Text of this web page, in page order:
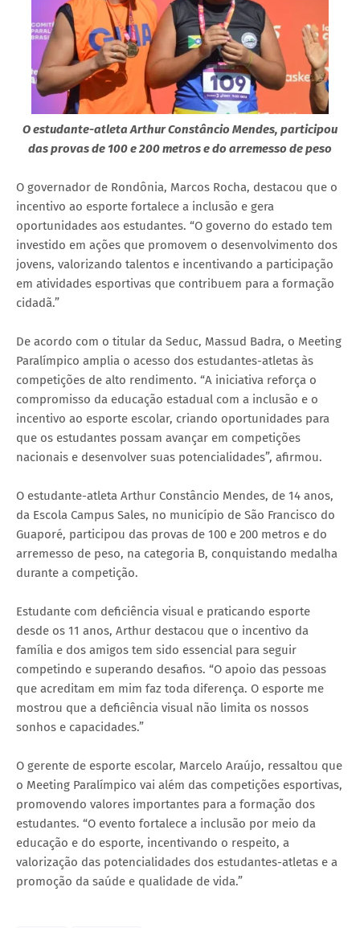
O estudante-atleta Arthur Constâncio Mendes, participou
das provas de 100 e 200 metros e do arremesso de peso
O governador de Rondônia, Marcos Rocha, destacou que o
incentivo ao esporte fortalece a inclusão e gera
oportunidades aos estudantes. “O governo do estado tem
investido em ações que promovem o desenvolvimento dos
jovens, valorizando talentos e incentivando a participação
em atividades esportivas que contribuem para a formação
cidadã.”
De acordo com o titular da Seduc, Massud Badra, o Meeting
Paralímpico amplia o acesso dos estudantes-atletas às
competições de alto rendimento. “A iniciativa reforça o
compromisso da educação estadual com a inclusão e o
incentivo ao esporte escolar, criando oportunidades para
que os estudantes possam avançar em competições
nacionais e desenvolver suas potencialidades”, afirmou.
O estudante-atleta Arthur Constâncio Mendes, de 14 anos,
da Escola Campus Sales, no município de São Francisco do
Guaporé, participou das provas de 100 e 200 metros e do
arremesso de peso, na categoria B, conquistando medalha
durante a competição.
Estudante com deficiência visual e praticando esporte
desde os 11 anos, Arthur destacou que o incentivo da
família e dos amigos tem sido essencial para seguir
competindo e superando desafios. “O apoio das pessoas
que acreditam em mim faz toda diferença. O esporte me
mostrou que a deficiência visual não limita os nossos
sonhos e capacidades.”
O gerente de esporte escolar, Marcelo Araújo, ressaltou que
o Meeting Paralímpico vai além das competições esportivas,
promovendo valores importantes para a formação dos
estudantes. “O evento fortalece a inclusão por meio da
educação e do esporte, incentivando o respeito, a
valorização das potencialidades dos estudantes-atletas e a
promoção da saúde e qualidade de vida.”